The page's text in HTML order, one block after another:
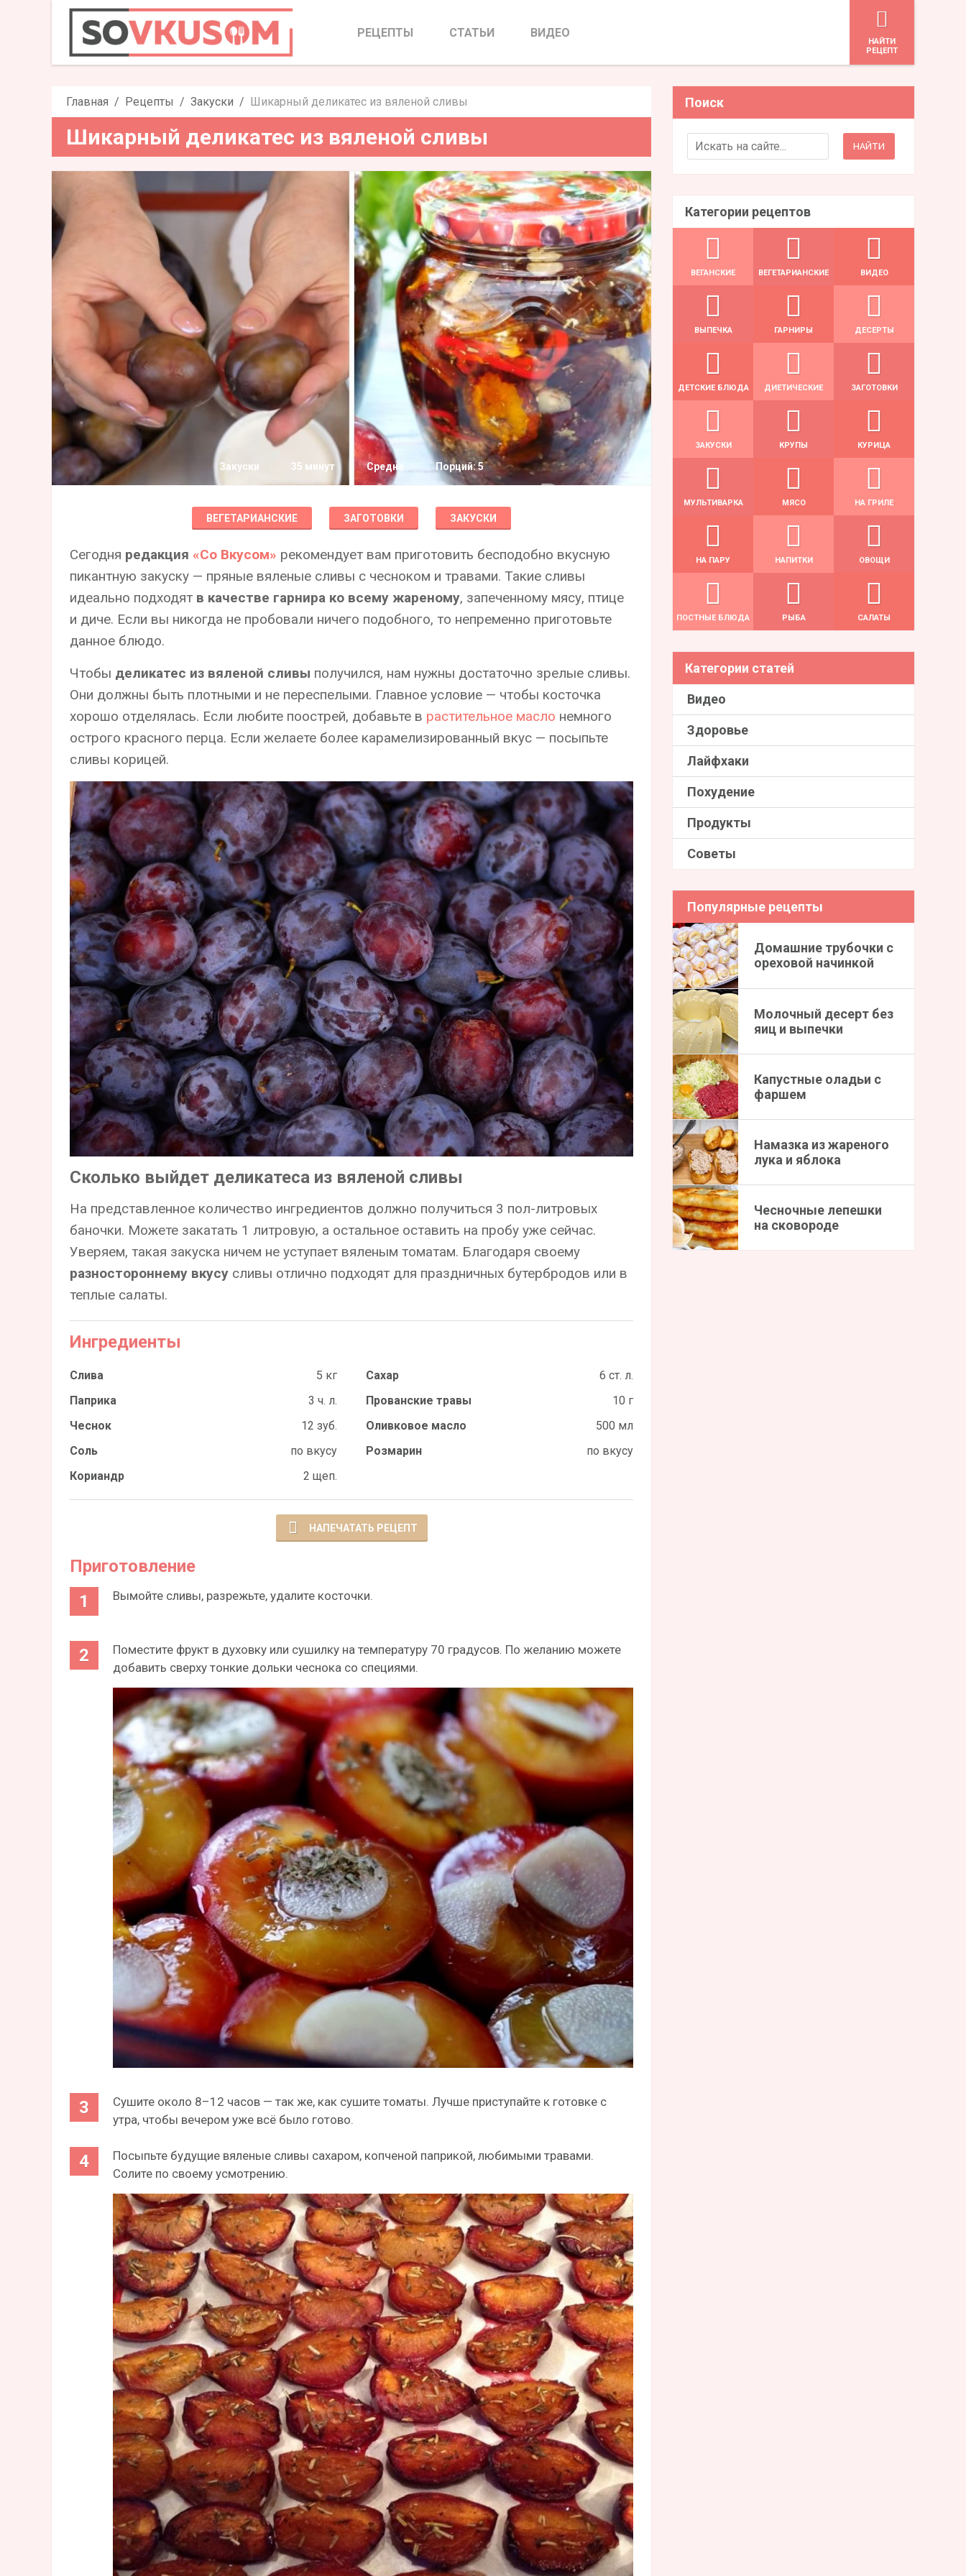
Шикарный деликатес из вяленой сливы
РЕЦЕПТЫ СТАТЬИ ВИДЕО
HАЙТИ
РЕЦЕПТ
Главная Рецепты Закуски Шикарный деликатес из вяленой сливы
Шикарный деликатес из вяленой сливы
Закуски 35 минут Средне Порций: 5
ВЕГЕТАРИАНСКИЕ ЗАГОТОВКИ ЗАКУСКИ
Сегодня редакция «Со Вкусом» рекомендует вам приготовить бесподобно вкусную
пикантную закуску — пряные вяленые сливы с чесноком и травами. Такие сливы
идеально подходят в качестве гарнира ко всему жареному, запеченному мясу, птице
и диче. Если вы никогда не пробовали ничего подобного, то непременно приготовьте
данное блюдо.
Чтобы деликатес из вяленой сливы получился, нам нужны достаточно зрелые сливы.
Они должны быть плотными и не переспелыми. Главное условие — чтобы косточка
хорошо отделялась. Если любите поострей, добавьте в растительное масло немного
острого красного перца. Если желаете более карамелизированный вкус — посыпьте
сливы корицей.
Сколько выйдет деликатеса из вяленой сливы
На представленное количество ингредиентов должно получиться 3 пол-литровых
баночки. Можете закатать 1 литровую, а остальное оставить на пробу уже сейчас.
Уверяем, такая закуска ничем не уступает вяленым томатам. Благодаря своему
разностороннему вкусу сливы отлично подходят для праздничных бутербродов или в
теплые салаты.
Ингредиенты
Слива 5 кг Сахар
6 ст. л.
Паприка
3 ч. л. Прованские травы
10 г
Чеснок
12 зуб. Оливковое масло
500 мл
Соль
по вкусу Розмарин
по вкусу
Кориандр
2 щеп.
НАПЕЧАТАТЬ РЕЦЕПТ
Приготовление
Вымойте сливы, разрежьте, удалите косточки.
Поместите фрукт в духовку или сушилку на температуру 70 градусов. По желанию можете
добавить сверху тонкие дольки чеснока со специями.
Сушите около 8–12 часов — так же, как сушите томаты. Лучше приступайте к готовке с
утра, чтобы вечером уже всё было готово.
Посыпьте будущие вяленые сливы сахаром, копченой паприкой, любимыми травами.
Солите по своему усмотрению.
Поиск
Search for:
Категории рецептов
ВЕГАНСКИЕ ВЕГЕТАРИАНСКИЕ ВИДЕО
ВЫПЕЧКА ГАРНИРЫ ДЕСЕРТЫ
ДЕТСКИЕ БЛЮДА ДИЕТИЧЕСКИЕ ЗАГОТОВКИ
ЗАКУСКИ КРУПЫ КУРИЦА
МУЛЬТИВАРКА МЯСО НА ГРИЛЕ
НА ПАРУ НАПИТКИ ОВОЩИ
ПОСТНЫЕ БЛЮДА РЫБА САЛАТЫ
Категории статей
Видео
Здоровье
Лайфхаки
Похудение
Продукты
Советы
Популярные рецепты
Домашние трубочки с
ореховой начинкой
Молочный десерт без
яиц и выпечки
Капустные оладьи с
фаршем
Намазка из жареного
лука и яблока
Чесночные лепешки
на сковороде